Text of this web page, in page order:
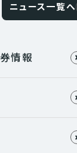
ニュース一覧へ
情報